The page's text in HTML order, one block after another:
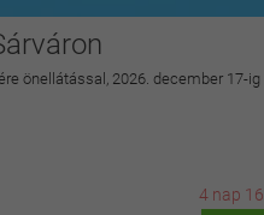
önellátással, 2026. december 17-ig
4 nap 16